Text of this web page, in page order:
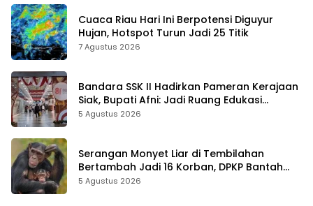
Cuaca Riau Hari Ini Berpotensi Diguyur
Hujan, Hotspot Turun Jadi 25 Titik
7 Agustus 2026
Bandara SSK II Hadirkan Pameran Kerajaan
Siak, Bupati Afni: Jadi Ruang Edukasi
Sejarah Riau
5 Agustus 2026
Serangan Monyet Liar di Tembilahan
Bertambah Jadi 16 Korban, DPKP Bantah
Video Gerombolan Viral
5 Agustus 2026